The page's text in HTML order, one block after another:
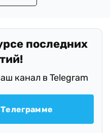
последних
канал в Telegram